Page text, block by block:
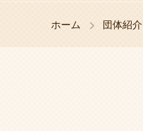
ホーム 団体紹介